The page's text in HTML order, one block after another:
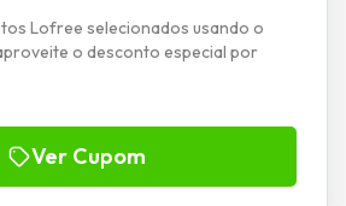
Lofree selecionados usando o
o desconto especial por
Ver Cupom